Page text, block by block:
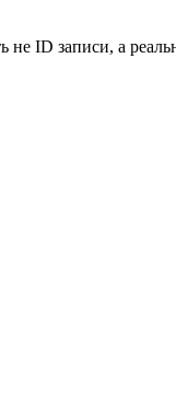
не ID записи, а